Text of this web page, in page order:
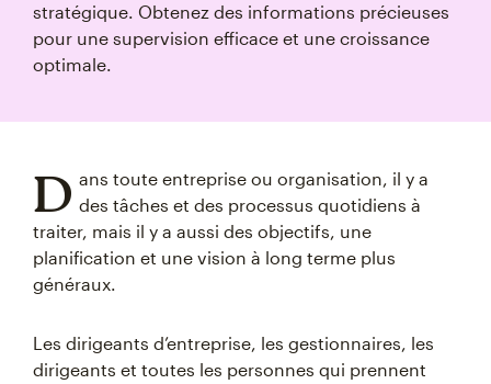
stratégique. Obtenez des informations précieuses
pour une supervision efficace et une croissance
optimale.
D ans toute entreprise ou organisation, il y a
des tâches et des processus quotidiens à
traiter, mais il y a aussi des objectifs, une
planification et une vision à long terme plus
généraux.
Les dirigeants d’entreprise, les gestionnaires, les
dirigeants et toutes les personnes qui prennent